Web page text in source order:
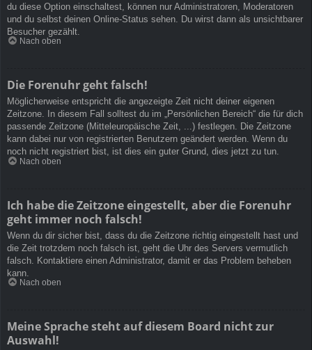
du diese Option einschaltest, können nur Administratoren, Moderatoren
und du selbst deinen Online-Status sehen. Du wirst dann als unsichtbarer
Besucher gezählt.
Nach oben
Die Forenuhr geht falsch!
Möglicherweise entspricht die angezeigte Zeit nicht deiner eigenen
Zeitzone. In diesem Fall solltest du im „Persönlichen Bereich“ die für dich
passende Zeitzone (Mitteleuropäische Zeit, ...) festlegen. Die Zeitzone
kann dabei nur von registrierten Benutzern geändert werden. Wenn du
noch nicht registriert bist, ist dies ein guter Grund, dies jetzt zu tun.
Nach oben
Ich habe die Zeitzone eingestellt, aber die Forenuhr
geht immer noch falsch!
Wenn du dir sicher bist, dass du die Zeitzone richtig eingestellt hast und
die Zeit trotzdem noch falsch ist, geht die Uhr des Servers vermutlich
falsch. Kontaktiere einen Administrator, damit er das Problem beheben
kann.
Nach oben
Meine Sprache steht auf diesem Board nicht zur
Auswahl!